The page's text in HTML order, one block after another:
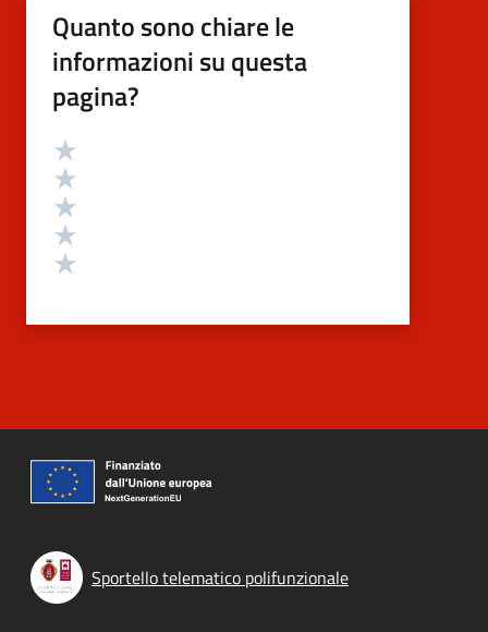
Quanto sono chiare le
informazioni su questa
pagina?
Valutazione
Sportello telematico polifunzionale